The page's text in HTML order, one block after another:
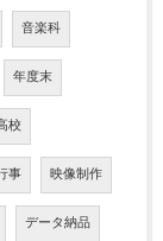
音楽科
年度末
校
事 映像制作
データ納品